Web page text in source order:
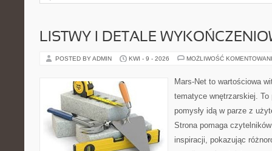
LISTWY I DETALE
POSTED BY ADMIN KWI - 9 - 2026 MOŻLIWOŚĆ
Mars-Net to wartościowa
tematyce wnętrzarskiej.
pomysły idą w parze z
Strona pomaga
inspiracji, pokazując